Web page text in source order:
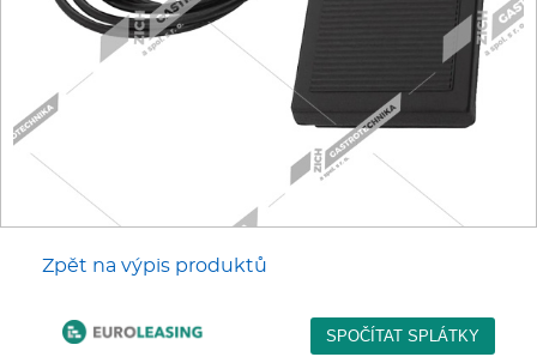
Grilovací desky - Grily
Prostředky-Změkčovače
Roboty
Kávovary
Řeznické stroje
Zpět na výpis produktů